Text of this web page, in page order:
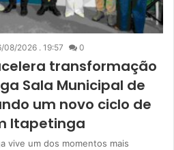
08/2026 . 19:57 0
transformação
Sala Municipal de
um novo ciclo de
Itapetinga
vive um dos momentos mais